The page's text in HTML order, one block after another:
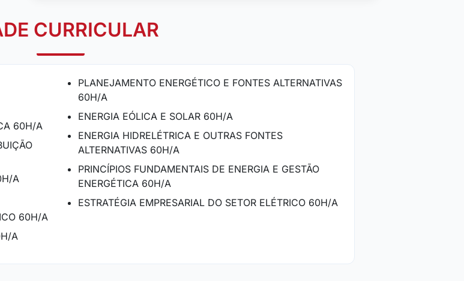
CURRICULAR
60H/A
A
60H/A
A
PLANEJAMENTO ENERGÉTICO E FONTES ALTERNATIVAS
60H/A
ENERGIA EÓLICA E SOLAR 60H/A
ENERGIA HIDRELÉTRICA E OUTRAS FONTES
ALTERNATIVAS 60H/A
PRINCÍPIOS FUNDAMENTAIS DE ENERGIA E GESTÃO
ENERGÉTICA 60H/A
ESTRATÉGIA EMPRESARIAL DO SETOR ELÉTRICO 60H/A